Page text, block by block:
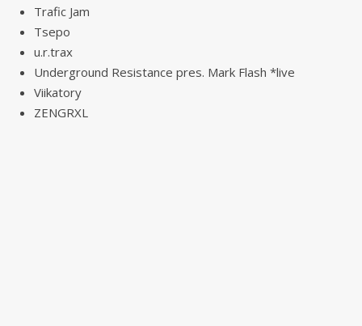
Trafic Jam
Tsepo
u.r.trax
Underground Resistance pres. Mark Flash *live
Viikatory
ZENGRXL